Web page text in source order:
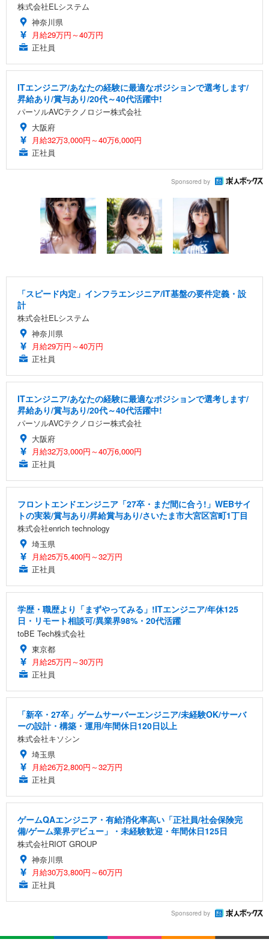
株式会社ELシステム
神奈川県
月給29万円～40万円
正社員
ITエンジニア/あなたの経験に最適なポジションで選考します/
昇給あり/賞与あり/20代～40代活躍中!
パーソルAVCテクノロジー株式会社
大阪府
月給32万3,000円～40万6,000円
正社員
Sponsored by
「スピード内定」インフラエンジニア/IT基盤の要件定義・設
計
株式会社ELシステム
神奈川県
月給29万円～40万円
正社員
ITエンジニア/あなたの経験に最適なポジションで選考します/
昇給あり/賞与あり/20代～40代活躍中!
パーソルAVCテクノロジー株式会社
大阪府
月給32万3,000円～40万6,000円
正社員
フロントエンドエンジニア「27卒・まだ間に合う!」WEBサイ
トの実装/賞与あり/昇給賞与あり/さいたま市大宮区宮町1丁目
株式会社enrich technology
埼玉県
月給25万5,400円～32万円
正社員
学歴・職歴より「まずやってみる」!ITエンジニア/年休125
日・リモート相談可/異業界98%・20代活躍
toBE Tech株式会社
東京都
月給25万円～30万円
正社員
「新卒・27卒」ゲームサーバーエンジニア/未経験OK/サーバ
ーの設計・構築・運用/年間休日120日以上
株式会社キソシン
埼玉県
月給26万2,800円～32万円
正社員
ゲームQAエンジニア・有給消化率高い「正社員/社会保険完
備/ゲーム業界デビュー」・未経験歓迎・年間休日125日
株式会社RIOT GROUP
神奈川県
月給30万3,800円～60万円
正社員
Sponsored by